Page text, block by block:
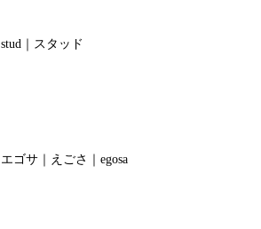
stud｜スタッド
エゴサ｜えごさ｜egosa